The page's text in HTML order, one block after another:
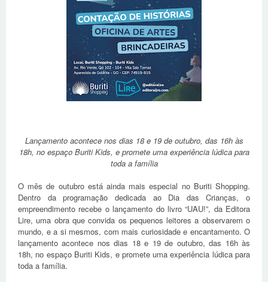
Lançamento acontece nos dias 18 e 19 de outubro, das 16h às
18h, no espaço Buriti Kids, e promete uma experiência lúdica para
toda a família
O mês de outubro está ainda mais especial no Buriti Shopping.
Dentro da programação dedicada ao Dia das Crianças, o
empreendimento recebe o lançamento do livro “UAU!”, da Editora
Lire, uma obra que convida os pequenos leitores a observarem o
mundo, e a si mesmos, com mais curiosidade e encantamento. O
lançamento acontece nos dias 18 e 19 de outubro, das 16h às
18h, no espaço Buriti Kids, e promete uma experiência lúdica para
toda a família.